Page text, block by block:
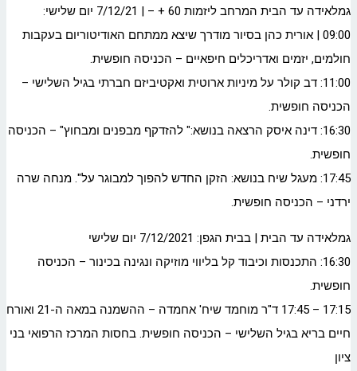
גמלאידה עד הבית המרחב ליזמות 60 + – | 7/12/21 יום שלישי:
09:00 | אורית כהן בסיור מודרך שיצא ממתחם האודיטוריום בעקבות
חולמים, יזמים ואדריכלים חיפאיים – הכניסה חופשית.
11:00: דב קולר על מיניות ארוטית ואקטיביזם חברתי בגיל השלישי –
הכניסה חופשית.
16:30: דינה איסק הרצאה בנושא:" להזדקף מבפנים ומבחוץ" – הכניסה
חופשית.
17:45: מעגל שיח בנושא: הזקן החדש להפוך למבוגר על". מנחה שרה
ירדני – הכניסה חופשית.
גמלאידה עד הבית | בבית הגפן: 7/12/2021 יום שלישי
16:30: התכנסות וכיבוד קל בליווי מוזיקה ונגינה בכינור – הכניסה
חופשית.
17:15 – 17:45 ד"ר מוחמד שיח' אחמדה – ההשמנה במאה ה-21 ואורח
חיים בריא בגיל השלישי – הכניסה חופשית. בחסות המרכז הרפואי בני
ציון